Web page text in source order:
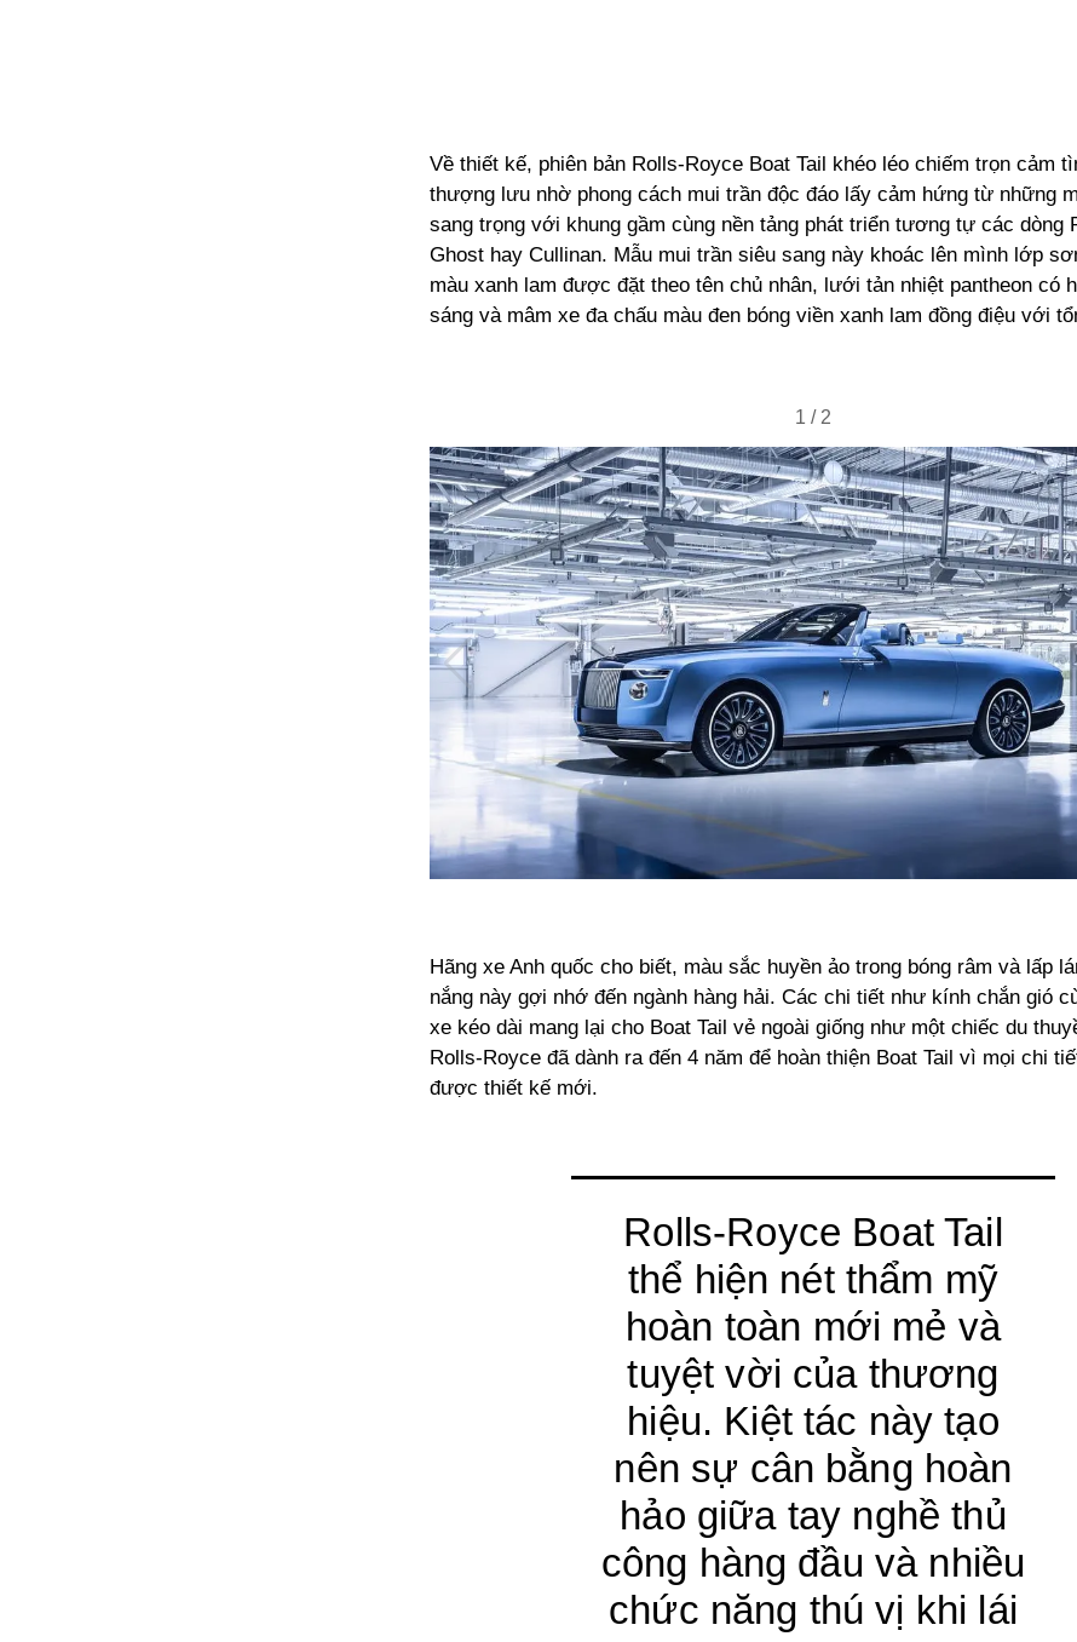
Về thiết kế, phiên bản Rolls-Royce Boat Tail khéo léo chiếm trọn cảm
thượng lưu nhờ phong cách mui trần độc đáo lấy cảm hứng từ những
sang trọng với khung gầm cùng nền tảng phát triển tương tự các dòng
Ghost hay Cullinan. Mẫu mui trần siêu sang này khoác lên mình lớp
màu xanh lam được đặt theo tên chủ nhân, lưới tản nhiệt pantheon có
sáng và mâm xe đa chấu màu đen bóng viền xanh lam đồng điệu với
1 / 2
Hãng xe Anh quốc cho biết, màu sắc huyền ảo trong bóng râm và lấp
nắng này gợi nhớ đến ngành hàng hải. Các chi tiết như kính chắn gió
xe kéo dài mang lại cho Boat Tail vẻ ngoài giống như một chiếc du
Rolls-Royce đã dành ra đến 4 năm để hoàn thiện Boat Tail vì mọi chi
được thiết kế mới.
Rolls-Royce Boat Tail
thể hiện nét thẩm mỹ
hoàn toàn mới mẻ và
tuyệt vời của thương
hiệu. Kiệt tác này tạo
nên sự cân bằng hoàn
hảo giữa tay nghề thủ
công hàng đầu và nhiều
chức năng thú vị khi lái